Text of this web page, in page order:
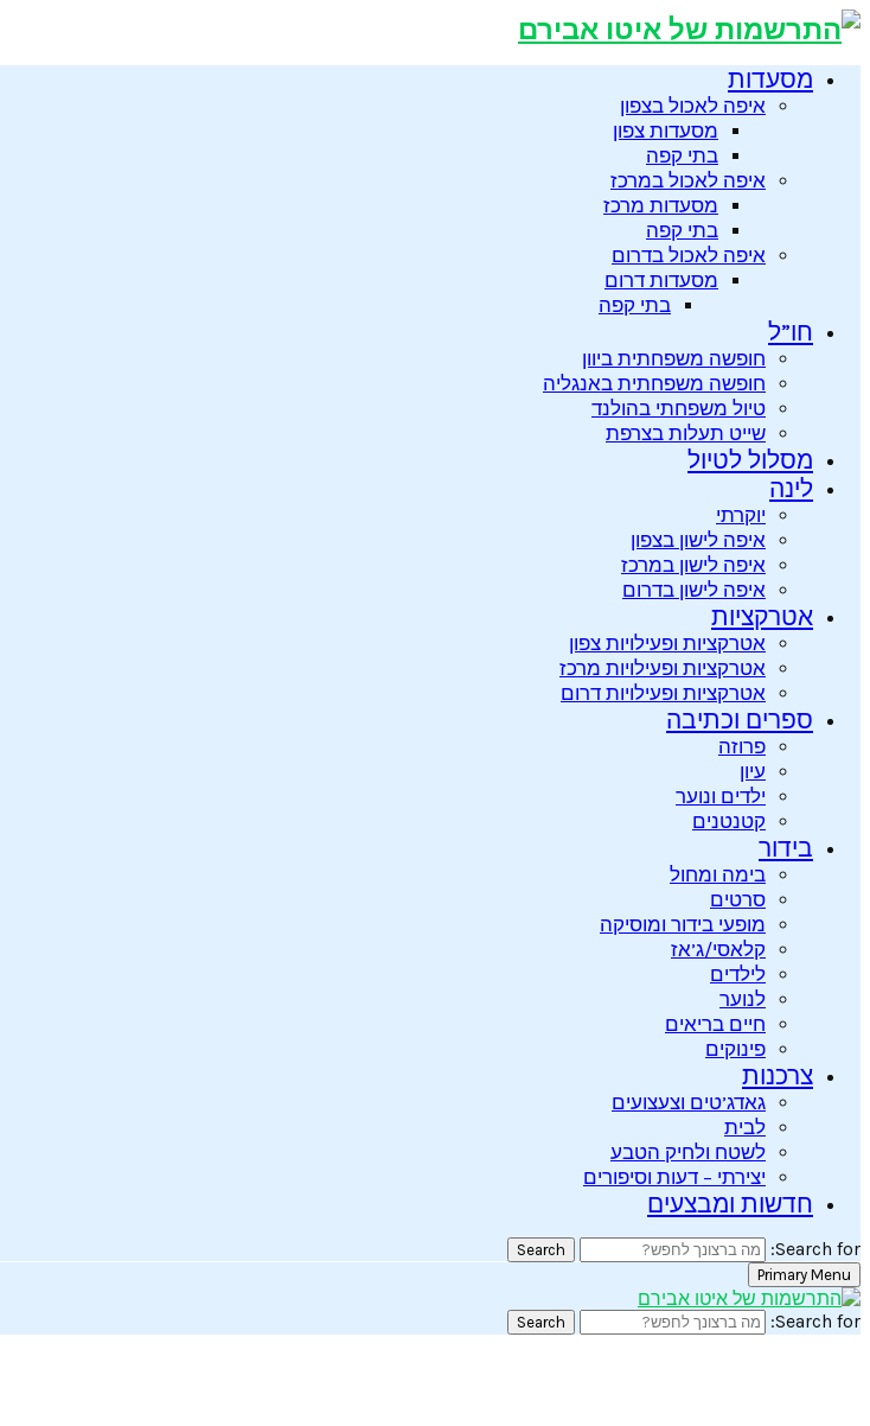
מסעדות
איפה לאכול בצפון
מסעדות צפון
בתי קפה
איפה לאכול במרכז
מסעדות מרכז
בתי קפה
איפה לאכול בדרום
מסעדות דרום
בתי קפה
חו”ל
חופשה משפחתית ביוון
חופשה משפחתית באנגליה
טיול משפחתי בהולנד
שייט תעלות בצרפת
מסלול לטיול
לינה
יוקרתי
איפה לישון בצפון
איפה לישון במרכז
איפה לישון בדרום
אטרקציות
אטרקציות ופעילויות צפון
אטרקציות ופעילויות מרכז
אטרקציות ופעילויות דרום
ספרים וכתיבה
פרוזה
עיון
ילדים ונוער
קטנטנים
בידור
בימה ומחול
סרטים
מופעי בידור ומוסיקה
קלאסי/ג’אז
לילדים
לנוער
חיים בריאים
פינוקים
צרכנות
גאדג’טים וצעצועים
לבית
לשטח ולחיק הטבע
יצירתי – דעות וסיפורים
חדשות ומבצעים
Search for:
Search
Primary Menu
Search for:
Search